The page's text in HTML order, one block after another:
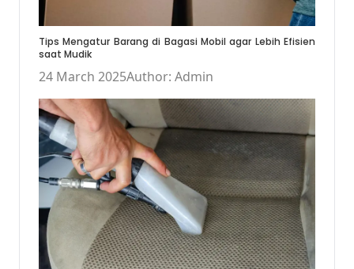
Tips Mengatur Barang di Bagasi Mobil agar Lebih Efisien
saat Mudik
24 March 2025Author: Admin